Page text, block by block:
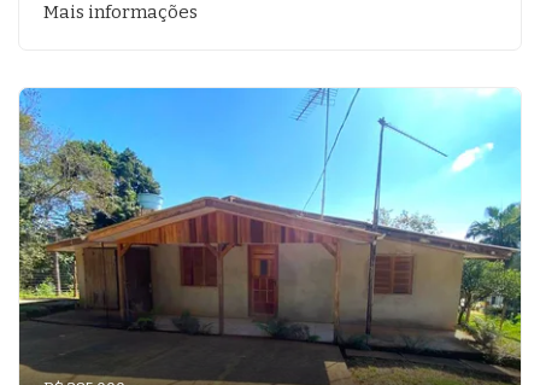
Mais informações